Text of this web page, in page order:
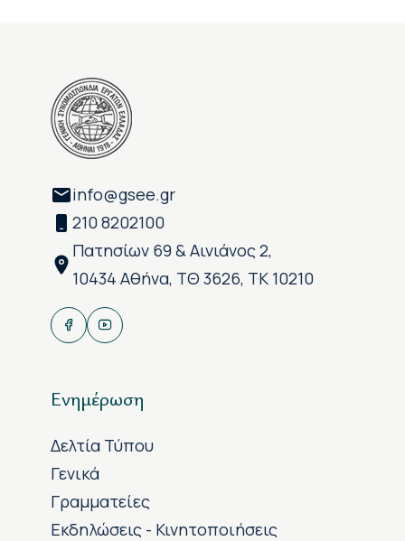
info@gsee.gr
210 8202100
Πατησίων 69 & Αινιάνος 2,
10434 Αθήνα, ΤΘ 3626, ΤΚ 10210
Ενημέρωση
Δελτία Τύπου
Γενικά
Γραμματείες
Εκδηλώσεις - Κινητοποιήσεις